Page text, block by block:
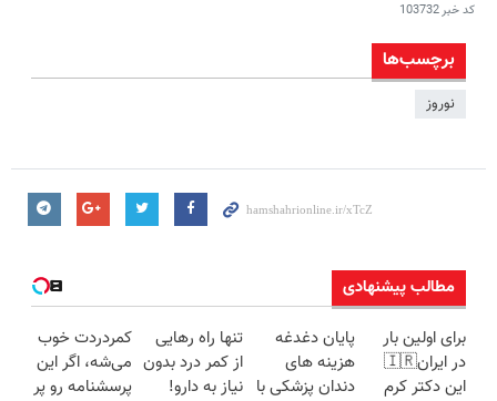
کد خبر103732
برچسب‌ها
نوروز
مطالب پیشنهادی
برای اولین بار
در ایران🇮🇷
این دکتر کرم
پایان دغدغه
هزینه های
دندان پزشکی با
تنها راه رهایی
از کمر درد بدون
نیاز به دارو!
کمردردت خوب
می‌شه، اگر این
پرسشنامه رو پر